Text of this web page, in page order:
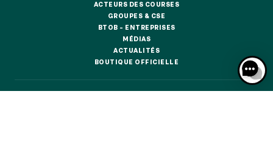
ABONNEMENTS ANNUELS
ACTEURS DES COURSES
ACTEURS DES COURSES
GROUPES & CSE
GROUPES & CSE
BTOB – ENTREPRISES
BTOB – ENTREPRISES
MÉDIAS
MÉDIAS
ACTUALITÉS
ACTUALITÉS
BOUTIQUE OFFICIELLE